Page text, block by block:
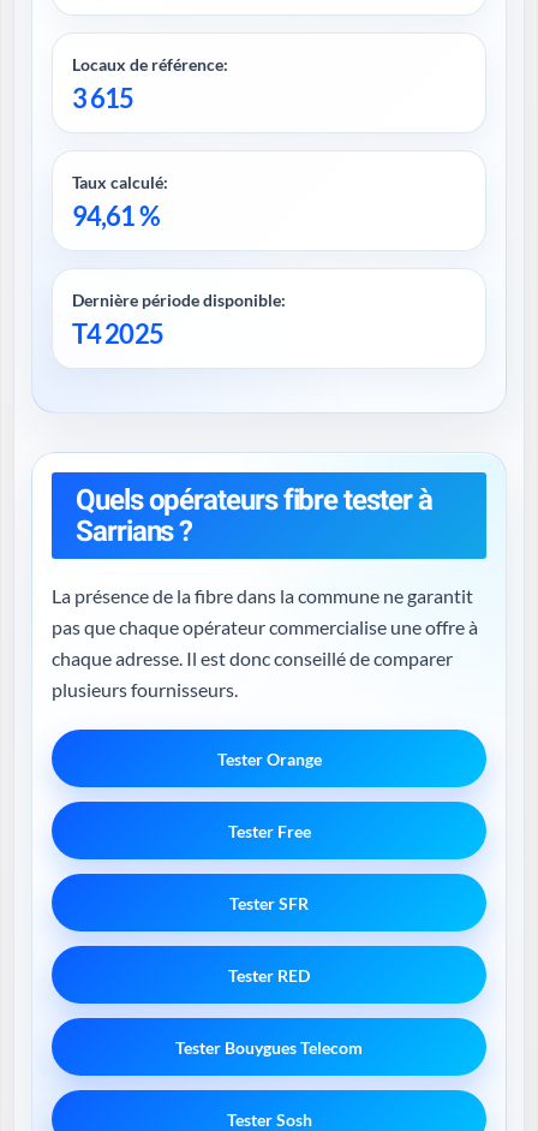
Locaux de référence:
3 615
Taux calculé:
94,61 %
Dernière période disponible:
T4 2025
Quels opérateurs fibre tester à
Sarrians ?
La présence de la fibre dans la commune ne garantit
pas que chaque opérateur commercialise une offre à
chaque adresse. Il est donc conseillé de comparer
plusieurs fournisseurs.
Tester Orange
Tester Free
Tester SFR
Tester RED
Tester Bouygues Telecom
Tester Sosh